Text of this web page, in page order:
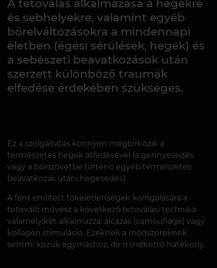
A tetoválás alkalmazása a hegekre
és sebhelyekre, valamint egyéb
bőrelváltozásokra a mindennapi
életben (égési sérülések, hegek) és
a sebészeti beavatkozások után
szerzett különböző traumák
elfedése érdekében szükséges.
Ez a szolgáltatás könnyen megbirkózik a
természetes hegek átfedésével (a gennyesedés
vagy a bőrszövetbe történő egyéb természetes
beavatkozás utáni hegesedés).
A fent említett tökéletlenségek korrigálására a
tetováló művész a következő tetoválási technika
valamelyikét alkalmazza: álcázás (camouflage) vagy
kollagén stimuláció. Ezeknek a módszereknek
semmi közük egymáshoz, de mindkettő hatékony.